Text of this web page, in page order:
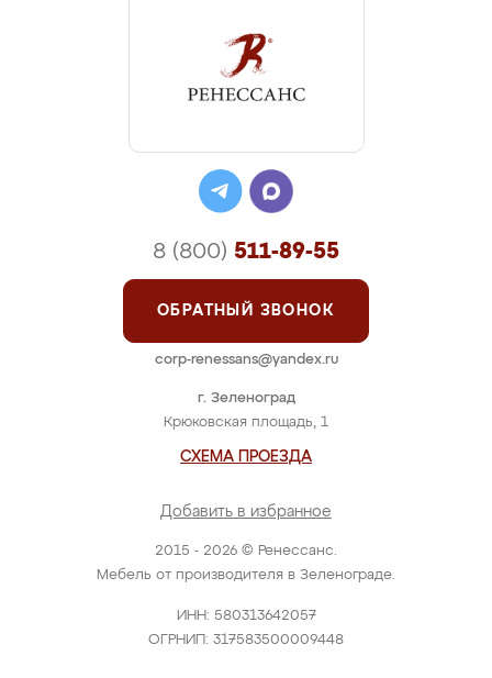
2015 - 2026 © Ренессанс.
Мебель от производителя в Зеленограде.
ИНН: 580313642057
ОГРНИП: 317583500009448
г. Зеленоград
Крюковская площадь, 1
СХЕМА ПРОЕЗДА
Добавить в избранное
8 (800) 511-89-55
ОБРАТНЫЙ ЗВОНОК
corp-renessans@yandex.ru